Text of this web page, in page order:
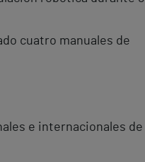
cuatro manuales de
e internacionales de